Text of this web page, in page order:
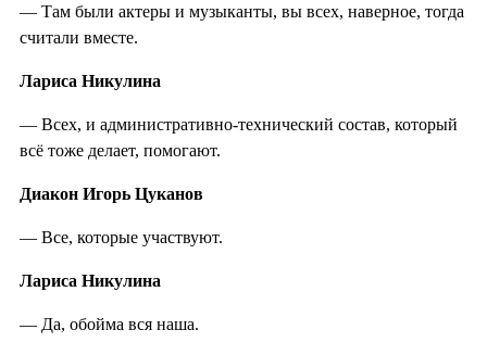
— Там были актеры и музыканты, вы всех, наверное, тогда
считали вместе.
Лариса Никулина
— Всех, и административно-технический состав, который
всё тоже делает, помогают.
Диакон Игорь Цуканов
— Все, которые участвуют.
Лариса Никулина
— Да, обойма вся наша.